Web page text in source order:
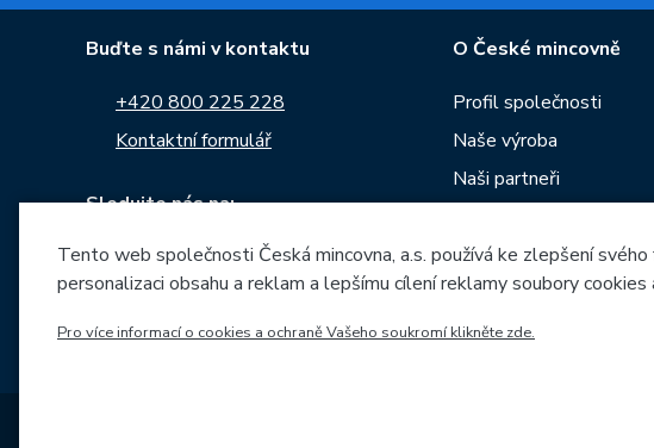
Buďte s námi v kontaktu
+420 800 225 228
Kontaktní formulář
Sledujte nás na:
O České mincovně
Profil společnosti
Naše výroba
Naši partneři
Zprávy
Ke stažení
Tento web společnosti Česká mincovna, a.s. používá ke zlepšení
personalizaci obsahu a reklam a lepšímu cílení reklamy soubory
Pro více informací o cookies a ochraně Vašeho soukromí klikněte zde.